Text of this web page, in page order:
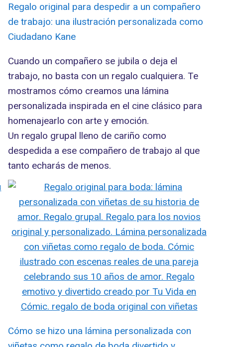
Regalo original para despedir a un compañero
de trabajo: una ilustración personalizada como
Ciudadano Kane
Cuando un compañero se jubila o deja el
trabajo, no basta con un regalo cualquiera. Te
mostramos cómo creamos una lámina
personalizada inspirada en el cine clásico para
homenajearlo con arte y emoción.
Un regalo grupal lleno de cariño como
despedida a ese compañero de trabajo al que
tanto echarás de menos.
Cómo se hizo una lámina personalizada con